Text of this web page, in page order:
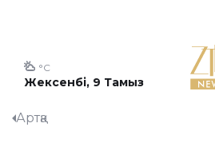
Жексенбі, 9 Тамыз
°C
Артқа